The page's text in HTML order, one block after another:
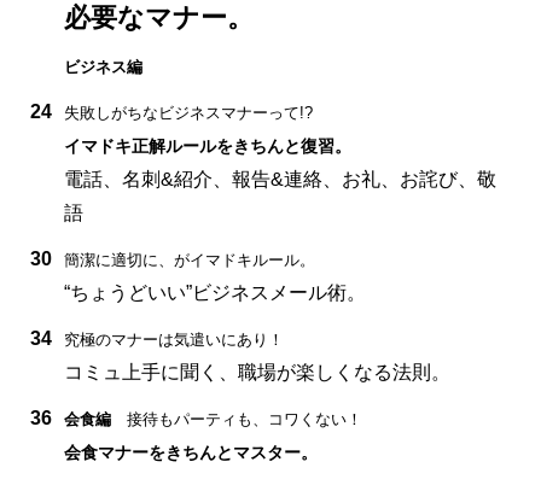
必要なマナー。
ビジネス編
24 失敗しがちなビジネスマナーって!?
イマドキ正解ルールをきちんと復習。
電話、名刺&紹介、報告&連絡、お礼、お詫び、敬
語
30 簡潔に適切に、がイマドキルール。
“ちょうどいい”ビジネスメール術。
34 究極のマナーは気遣いにあり！
コミュ上手に聞く、職場が楽しくなる法則。
36 会食編 接待もパーティも、コワくない！
会食マナーをきちんとマスター。